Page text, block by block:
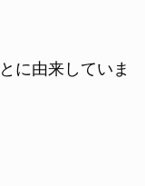
に由来していま